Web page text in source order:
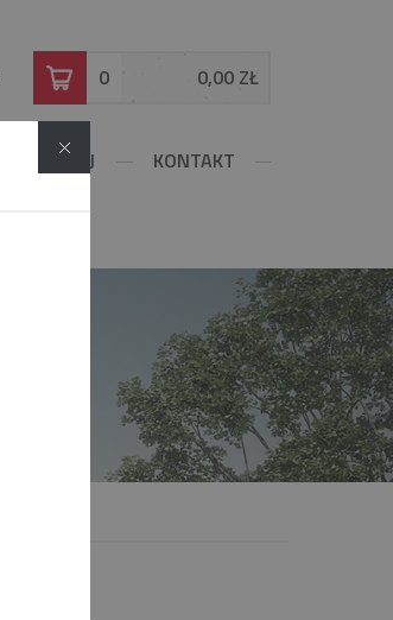
0 0,00 ZŁ
KONFIGURUJ KONTAKT